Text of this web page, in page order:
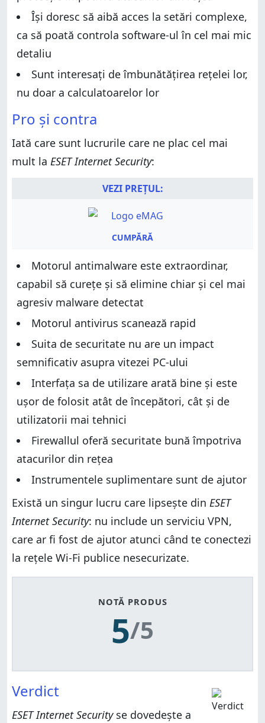
Ce părere ai despre ESET Internet Security?
Își doresc să aibă acces la setări complexe,
ca să poată controla software-ul în cel mai mic
detaliu
Sunt interesați de îmbunătățirea rețelei lor,
nu doar a calculatoarelor lor
Pro și contra
Iată care sunt lucrurile care ne plac cel mai
mult la ESET Internet Security:
VEZI PREȚUL:
CUMPĂRĂ
Motorul antimalware este extraordinar,
capabil să curețe și să elimine chiar și cel mai
agresiv malware detectat
Motorul antivirus scanează rapid
Suita de securitate nu are un impact
semnificativ asupra vitezei PC-ului
Interfața sa de utilizare arată bine și este
ușor de folosit atât de începători, cât și de
utilizatorii mai tehnici
Firewallul oferă securitate bună împotriva
atacurilor din rețea
Instrumentele suplimentare sunt de ajutor
Există un singur lucru care lipsește din ESET
Internet Security: nu include un serviciu VPN,
care ar fi fost de ajutor atunci când te conectezi
la rețele Wi-Fi publice nesecurizate.
NOTĂ PRODUS
5/5
Verdict
ESET Internet Securityse dovedește a